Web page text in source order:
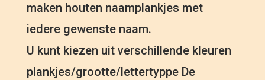
maken houten naamplankjes met
iedere gewenste naam.
U kunt kiezen uit verschillende kleuren
plankjes/grootte/lettertyppe De